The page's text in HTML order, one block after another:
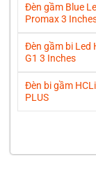
Đèn gầm Blue
Promax 3
Đèn gầm bi Led
G1 3 Inches
Đèn bi gầm
PLUS